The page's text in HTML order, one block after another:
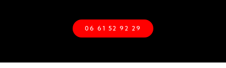
06 61 52 92 29